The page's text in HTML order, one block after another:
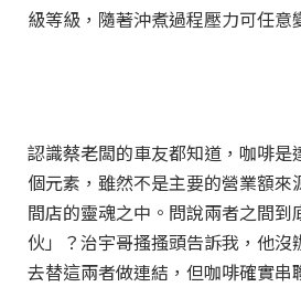
級等級，隨著沖煮過程壓力可任意
認識蔡老闆的車友都知道，咖啡是
個元素，雖然不是主要的營業額來
間店的靈魂之中。問說兩者之間到
伙」？治宇哥搔搔頭告訴我，他沒
去替這兩者做連結，但咖啡確實串